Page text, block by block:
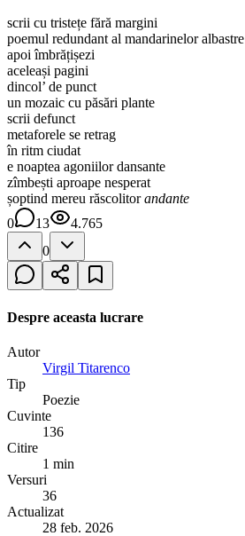
scrii cu tristețe fără margini
poemul redundant al mandarinelor albastre
apoi îmbrățișezi
aceleași pagini
dincol’ de punct
un mozaic cu păsări plante
scrii defunct
metaforele se retrag
în ritm ciudat
e noaptea agoniilor dansante
zîmbești aproape nesperat
șoptind mereu răscolitorandante
0
13
4.765
0
Despre aceasta lucrare
Autor
Virgil Titarenco
Tip
Poezie
Cuvinte
136
Citire
1 min
Versuri
36
Actualizat
28 feb. 2026